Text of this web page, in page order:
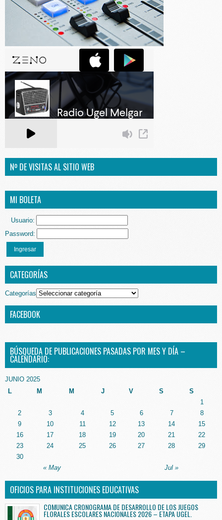
Nº DE VISITAS AL SITIO WEB
MI BOLETA
Usuario:
Password:
Ingresar
CATEGORÍAS
Categorías
FACEBOOK
BÚSQUEDA DE PUBLICACIONES PASADAS POR MES Y DÍA –
CALENDARIO:
JUNIO 2025
L
M M J V S S
« May Jul »
1
2
3 4 5 6 7
8
9
10 11 12 13 14
15
16
17 18 19 20 21
22
23
24 25 26 27 28
29
30
OFICIOS PARA INSTITUCIONES EDUCATIVAS
COMUNICA CRONOGRAMA DE DESARROLLO DE LOS JUEGOS
FLORALES ESCOLARES NACIONALES 2026 – ETAPA UGEL.